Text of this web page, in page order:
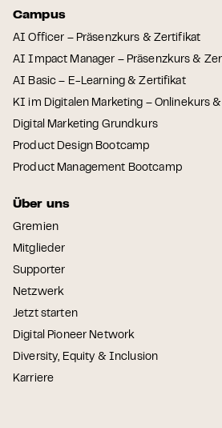
Campus
AI Officer – Präsenzkurs & Zertifikat
AI Impact Manager – Präsenzkurs &
AI Basic – E-Learning & Zertifikat
KI im Digitalen Marketing – Onlinekurs
Digital Marketing Grundkurs
Product Design Bootcamp
Product Management Bootcamp
Über uns
Gremien
Mitglieder
Supporter
Netzwerk
Jetzt starten
Digital Pioneer Network
Diversity, Equity & Inclusion
Karriere